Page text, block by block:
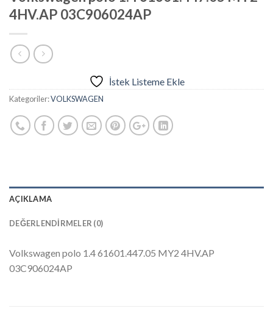
4HV.AP 03C906024AP
İstek Listeme Ekle
Kategoriler:VOLKSWAGEN
AÇIKLAMA
DEĞERLENDIRMELER (0)
Volkswagen polo 1.4 61601.447.05 MY2 4HV.AP
03C906024AP